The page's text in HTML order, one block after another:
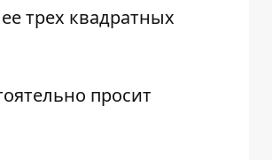
трех квадратных
просит